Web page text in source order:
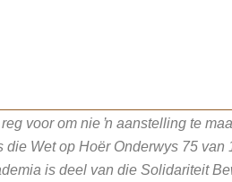
voor om nie ŉ aanstelling te
die Wet op Hoër Onderwys 75
is deel van die Solidariteit